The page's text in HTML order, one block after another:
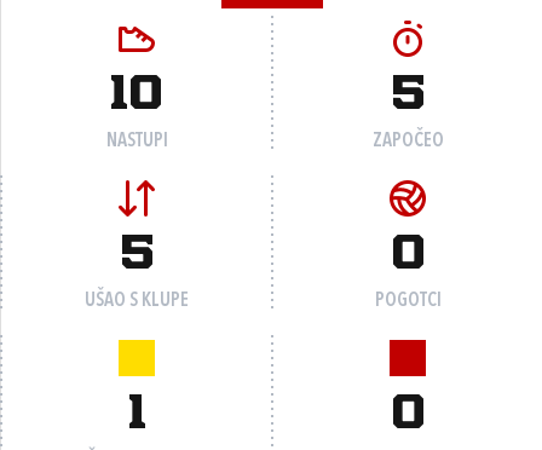
10
NASTUPI
5
ZAPOČEO
5
UŠAO S KLUPE
0
POGOTCI
1 0